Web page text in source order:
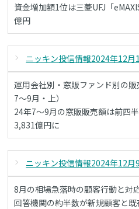
資金増加額1位は三菱UFJ「
億円
ニッキン投信情報2024年12月
運用会社別・窓販ファンド別の
7～9月・上）
24年7～9月の窓販販売額は前四
3,831億円に
ニッキン投信情報2024年12月
8月の相場急落時の顧客行動と対
回答機関の約半数が新規顧客と